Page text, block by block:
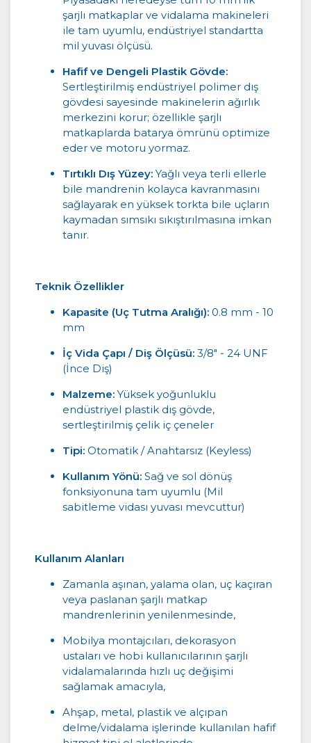
şarjlı matkaplar ve vidalama makineleri
ile tam uyumlu, endüstriyel standartta
mil yuvası ölçüsü.
Hafif ve Dengeli Plastik Gövde:
Sertleştirilmiş endüstriyel polimer dış
gövdesi sayesinde makinelerin ağırlık
merkezini korur; özellikle şarjlı
matkaplarda batarya ömrünü optimize
eder ve motoru yormaz.
Tırtıklı Dış Yüzey: Yağlı veya terli ellerle
bile mandrenin kolayca kavranmasını
sağlayarak en yüksek torkta bile uçların
kaymadan sımsıkı sıkıştırılmasına imkan
tanır.
Teknik Özellikler
Kapasite (Uç Tutma Aralığı): 0.8 mm - 10
mm
İç Vida Çapı / Diş Ölçüsü: 3/8" - 24 UNF
(İnce Diş)
Malzeme: Yüksek yoğunluklu
endüstriyel plastik dış gövde,
sertleştirilmiş çelik iç çeneler
Tipi: Otomatik / Anahtarsız (Keyless)
Kullanım Yönü: Sağ ve sol dönüş
fonksiyonuna tam uyumlu (Mil
sabitleme vidası yuvası mevcuttur)
Kullanım Alanları
Zamanla aşınan, yalama olan, uç kaçıran
veya paslanan şarjlı matkap
mandrenlerinin yenilenmesinde,
Mobilya montajcıları, dekorasyon
ustaları ve hobi kullanıcılarının şarjlı
vidalamalarında hızlı uç değişimi
sağlamak amacıyla,
Ahşap, metal, plastik ve alçıpan
delme/vidalama işlerinde kullanılan hafif